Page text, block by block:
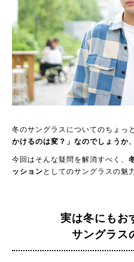
冬のサングラスについてのちょっ
かけるのは変？」なのでしょうか。
今回はそんな疑問を解消すべく、
ッション としてのサングラスの魅
実は冬にもお
サングラス